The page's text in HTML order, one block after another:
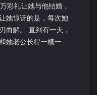
彩礼让她与他结婚，
她惊讶的是，每次她
而解。 直到有一天，
她老公长得一模一